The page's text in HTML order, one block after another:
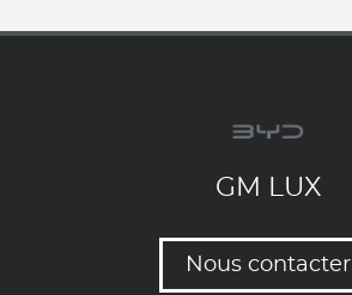
GM LUX
Nous contacter